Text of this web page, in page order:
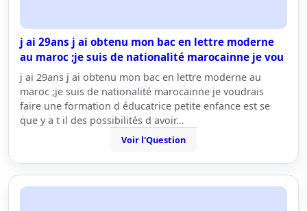
j ai 29ans j ai obtenu mon bac en lettre moderne
au maroc ;je suis de nationalité marocainne je vou
j ai 29ans j ai obtenu mon bac en lettre moderne au
maroc ;je suis de nationalité marocainne je voudrais
faire une formation d éducatrice petite enfance est se
que y a t il des possibilités d avoir…
Voir l'Question